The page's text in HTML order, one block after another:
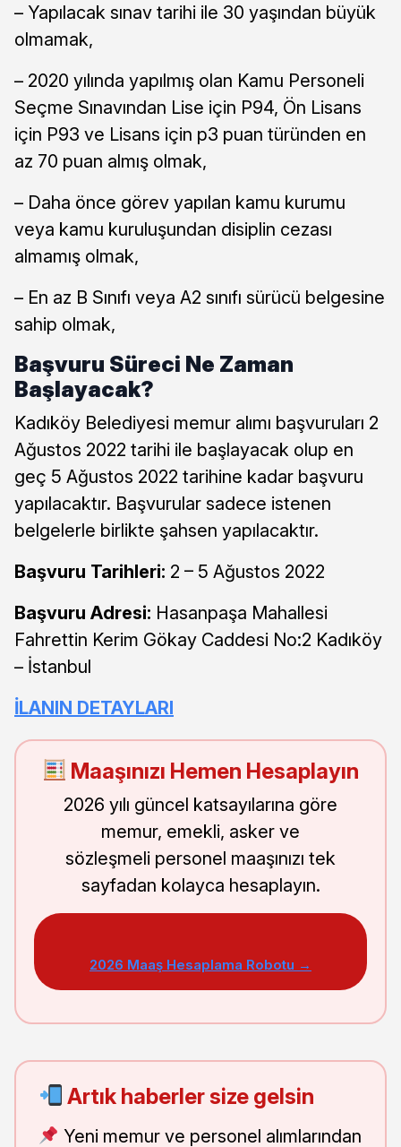
– Yapılacak sınav tarihi ile 30 yaşından büyük
olmamak,
– 2020 yılında yapılmış olan Kamu Personeli
Seçme Sınavından Lise için P94, Ön Lisans
için P93 ve Lisans için p3 puan türünden en
az 70 puan almış olmak,
– Daha önce görev yapılan kamu kurumu
veya kamu kuruluşundan disiplin cezası
almamış olmak,
– En az B Sınıfı veya A2 sınıfı sürücü belgesine
sahip olmak,
Başvuru Süreci Ne Zaman
Başlayacak?
Kadıköy Belediyesi memur alımı başvuruları 2
Ağustos 2022 tarihi ile başlayacak olup en
geç 5 Ağustos 2022 tarihine kadar başvuru
yapılacaktır. Başvurular sadece istenen
belgelerle birlikte şahsen yapılacaktır.
Başvuru Tarihleri: 2 – 5 Ağustos 2022
Başvuru Adresi: Hasanpaşa Mahallesi
Fahrettin Kerim Gökay Caddesi No:2 Kadıköy
– İstanbul
İLANIN DETAYLARI
Maaşınızı Hemen Hesaplayın
2026 yılı güncel katsayılarına göre
memur, emekli, asker ve
sözleşmeli personel maaşınızı tek
sayfadan kolayca hesaplayın.
2026 Maaş Hesaplama Robotu →
Artık haberler size gelsin
Yeni memur ve personel alımlarından